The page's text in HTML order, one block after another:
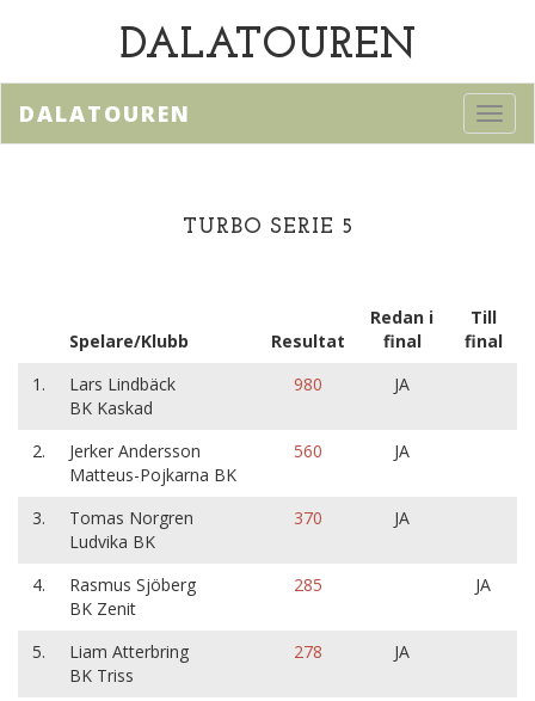
DALATOUREN
DALATOUREN
TURBO SERIE 5
Spelare/Klubb Resultat
Redan i
final
Till
final
1.
Lars Lindbäck
BK Kaskad
980 JA
2.
Jerker Andersson
Matteus-Pojkarna BK
560 JA
3.
Tomas Norgren
Ludvika BK
370 JA
4.
Rasmus Sjöberg
BK Zenit
285 JA
5.
Liam Atterbring
BK Triss
278 JA